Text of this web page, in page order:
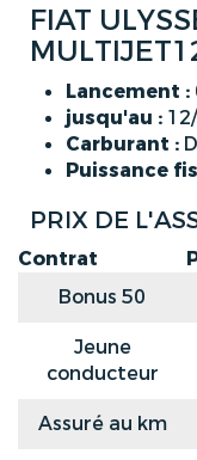
FIAT
Lancement :
jusqu'au :
Carburant :
Puissance
PRIX DE
Contrat
Bonus 50
Jeune
conducteur
Assuré au km